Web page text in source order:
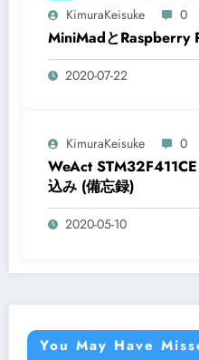
KimuraKeisuke 0
MiniMadとRaspberry
2020-07-22
KimuraKeisuke 0
WeAct
込み (備忘録)
2020-05-10
You May Have